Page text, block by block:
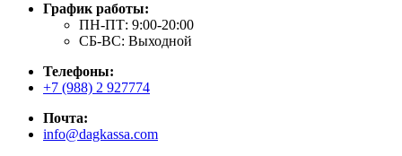
График работы:
ПН-ПТ: 9:00-20:00
СБ-ВС: Выходной
Телефоны:
+7 (988) 2 927774
Почта:
info@dagkassa.com